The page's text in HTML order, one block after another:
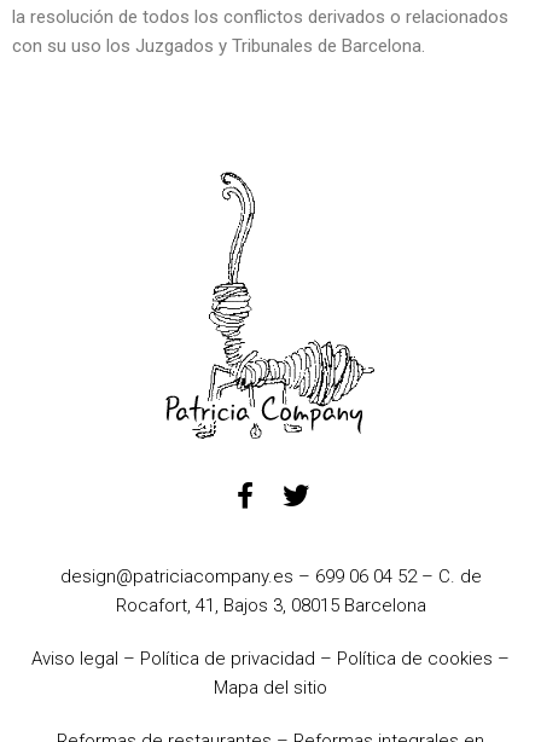
la resolución de todos los conflictos derivados o relacionados
con su uso los Juzgados y Tribunales de Barcelona.
design@patriciacompany.es – 699 06 04 52– C. de
Rocafort, 41, Bajos 3, 08015 Barcelona
Aviso legal – Política de privacidad – Política de cookies –
Mapa del sitio